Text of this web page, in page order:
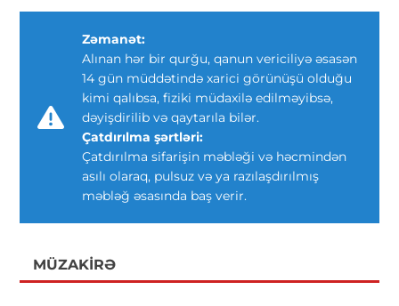
Zəmanət:
Alınan hər bir qurğu, qanun vericiliyə əsasən
14 gün müddətində xarici görünüşü olduğu
kimi qalıbsa, fiziki müdaxilə edilməyibsə,
dəyişdirilib və qaytarıla bilər.
Çatdırılma şərtləri:
Çatdırılma sifarişin məbləği və həcmindən
asılı olaraq, pulsuz və ya razılaşdırılmış
məbləğ əsasında baş verir.
MÜZAKIRƏ